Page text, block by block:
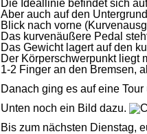
Die Ideallinie befindet sich
Aber auch auf den
Blick nach vorne
Das kurvenäußere Pedal
Das Gewicht lagert auf den
Der Körperschwerpunkt liegt
1-2 Finger an den Bremsen,
Danach ging es auf eine
Unten noch ein Bild dazu.
Bis zum nächsten Dienstag,